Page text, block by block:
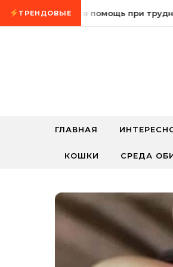
Промотать к содержимому
ТРЕНДОВЫЕ помощь при
ГЛАВНАЯ
КОШКИ СРЕДА